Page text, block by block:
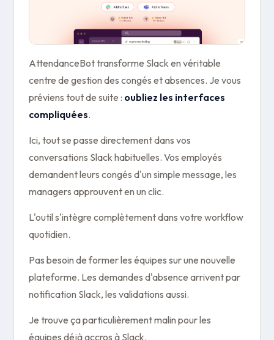
AttendanceBot transforme Slack en véritable
centre de gestion des congés et absences. Je vous
préviens tout de suite : oubliez les interfaces
compliquées.
Ici, tout se passe directement dans vos
conversations Slack habituelles. Vos employés
demandent leurs congés d'un simple message, les
managers approuvent en un clic.
L'outil s'intègre complètement dans votre workflow
quotidien.
Pas besoin de former les équipes sur une nouvelle
plateforme. Les demandes d'absence arrivent par
notification Slack, les validations aussi.
Je trouve ça particulièrement malin pour les
équipes déjà accros à Slack.